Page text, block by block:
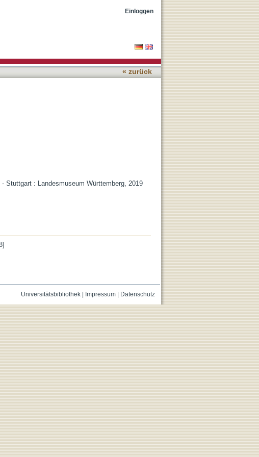
Einloggen
« zurück
Stuttgart : Landesmuseum Württemberg, 2019
Universitätsbibliothek| Impressum| Datenschutz